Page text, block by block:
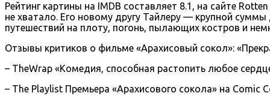
Рейтинг картины на IMDB составляет 8.1, на сайте
не хватало. Его новому другу Тайлеру — крупной
путешествий на плоту, погонь, пылающих костров и
Отзывы критиков о фильме «Арахисовый сокол»:
– TheWrap «Комедия, способная растопить любое
– The Playlist Премьера «Арахисового сокола» на Comic